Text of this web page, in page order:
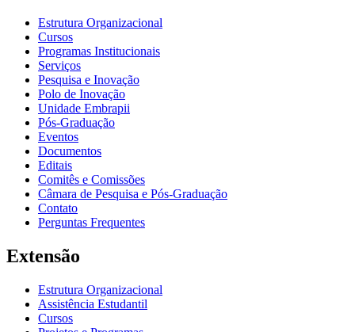
Estrutura Organizacional
Cursos
Programas Institucionais
Serviços
Pesquisa e Inovação
Polo de Inovação
Unidade Embrapii
Pós-Graduação
Eventos
Documentos
Editais
Comitês e Comissões
Câmara de Pesquisa e Pós-Graduação
Contato
Perguntas Frequentes
Extensão
Estrutura Organizacional
Assistência Estudantil
Cursos